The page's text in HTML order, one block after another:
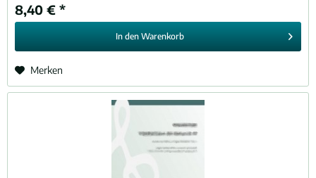
8,40 € *
In den Warenkorb
Merken